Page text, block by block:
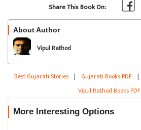
Share This Book On:
About Author
Vipul Rathod
Best Gujarati Stories | Gujarati Books PDF |
Vipul Rathod Books PDF
More Interesting Options